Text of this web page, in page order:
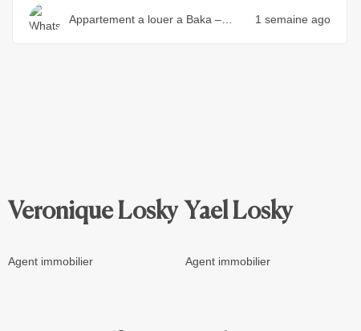
Appartement a louer a Baka –
1 semaine ago
Veronique Losky
Agent immobilier
Yael Losky
Agent immobilier